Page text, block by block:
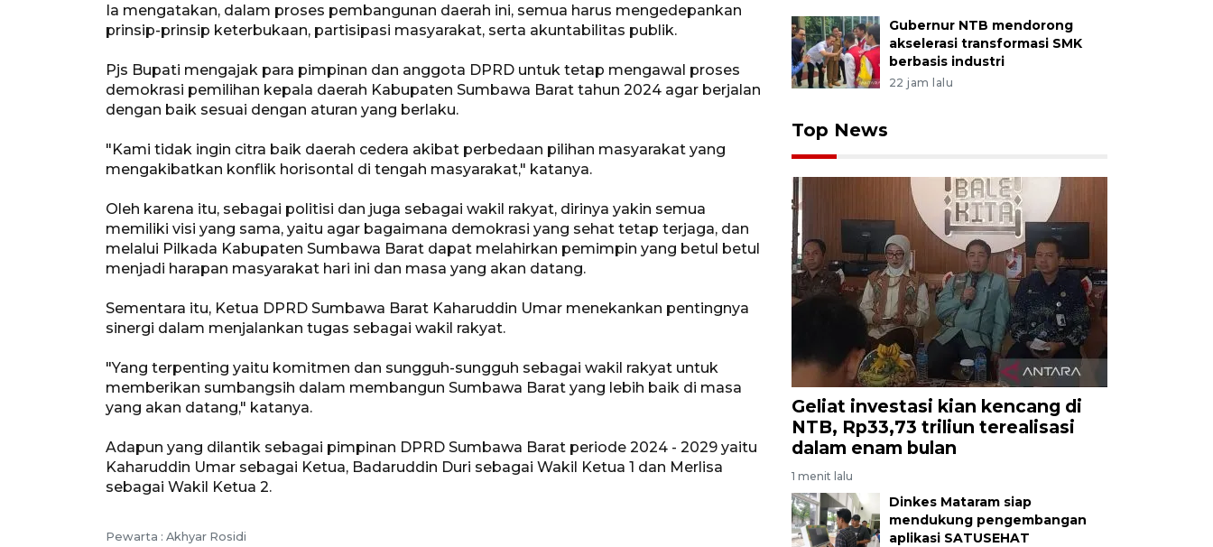
Ia mengatakan, dalam proses pembangunan daerah ini, semua harus mengedepankan
prinsip-prinsip keterbukaan, partisipasi masyarakat, serta akuntabilitas publik.
Pjs Bupati mengajak para pimpinan dan anggota DPRD untuk tetap mengawal proses
demokrasi pemilihan kepala daerah Kabupaten Sumbawa Barat tahun 2024 agar berjalan
dengan baik sesuai dengan aturan yang berlaku.
"Kami tidak ingin citra baik daerah cedera akibat perbedaan pilihan masyarakat yang
mengakibatkan konflik horisontal di tengah masyarakat," katanya.
Oleh karena itu, sebagai politisi dan juga sebagai wakil rakyat, dirinya yakin semua
memiliki visi yang sama, yaitu agar bagaimana demokrasi yang sehat tetap terjaga, dan
melalui Pilkada Kabupaten Sumbawa Barat dapat melahirkan pemimpin yang betul betul
menjadi harapan masyarakat hari ini dan masa yang akan datang.
Sementara itu, Ketua DPRD Sumbawa Barat Kaharuddin Umar menekankan pentingnya
sinergi dalam menjalankan tugas sebagai wakil rakyat.
"Yang terpenting yaitu komitmen dan sungguh-sungguh sebagai wakil rakyat untuk
memberikan sumbangsih dalam membangun Sumbawa Barat yang lebih baik di masa
yang akan datang," katanya.
Adapun yang dilantik sebagai pimpinan DPRD Sumbawa Barat periode 2024 - 2029 yaitu
Kaharuddin Umar sebagai Ketua, Badaruddin Duri sebagai Wakil Ketua 1 dan Merlisa
sebagai Wakil Ketua 2.
Pewarta : Akhyar Rosidi
Gubernur NTB mendorong
akselerasi transformasi SMK
berbasis industri
22 jam lalu
Top News
Geliat investasi kian kencang di
NTB, Rp33,73 triliun terealisasi
dalam enam bulan
1 menit lalu
Dinkes Mataram siap
mendukung pengembangan
aplikasi SATUSEHAT